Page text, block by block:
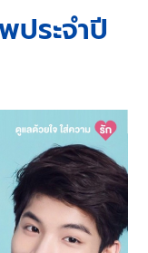
ประจำปี